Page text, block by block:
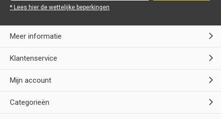
* Lees hier de wettelijke beperkingen
Meer informatie
Klantenservice
Mijn account
Categorieën